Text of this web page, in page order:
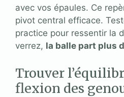
avec vos épaules. Ce
pivot central efficace.
practice pour ressentir la
verrez, la balle part plus
Trouver
flexion des